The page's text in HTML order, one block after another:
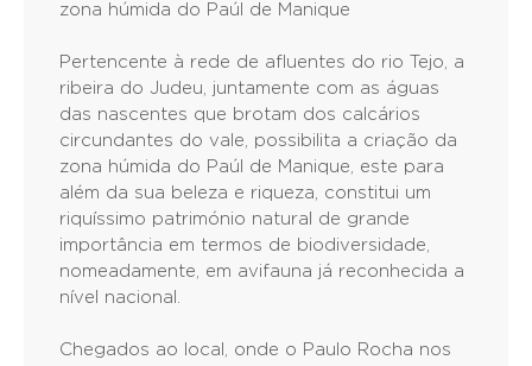
zona húmida do Paúl de Manique
Pertencente à rede de afluentes do rio Tejo, a
ribeira do Judeu, juntamente com as águas
das nascentes que brotam dos calcários
circundantes do vale, possibilita a criação da
zona húmida do Paúl de Manique, este para
além da sua beleza e riqueza, constitui um
riquíssimo património natural de grande
importância em termos de biodiversidade,
nomeadamente, em avifauna já reconhecida a
nível nacional.
Chegados ao local, onde o Paulo Rocha nos